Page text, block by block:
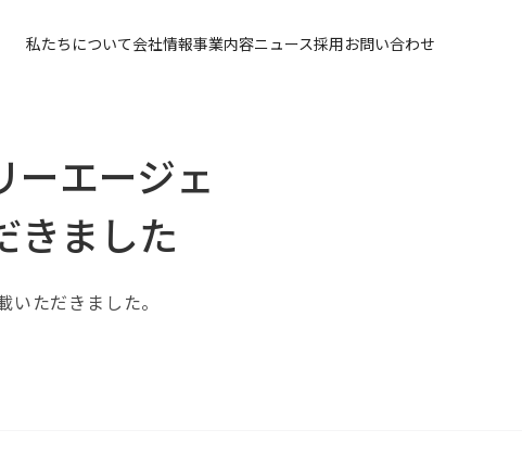
私たちについて会社情報事業内容ニュース採用お問い合わせ
ーエージェ
きました
ただきました。